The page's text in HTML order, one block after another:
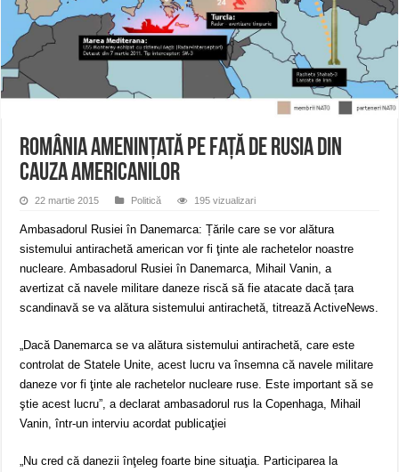
ANUNŢ OPRIRE APĂ în CARANSEBEȘ – 04.08.2026 – avarie – Calea
ANUNŢ OPRIRE APĂ în CARANSEBEȘ avarie
România amenințată pe față de Rusia din
cauza americanilor
22 martie 2015 Politică 195 vizualizari
Ambasadorul Rusiei în Danemarca: Țările care se vor alătura
sistemului antirachetă american vor fi ţinte ale rachetelor noastre
nucleare. Ambasadorul Rusiei în Danemarca, Mihail Vanin, a
avertizat că navele militare daneze riscă să fie atacate dacă țara
scandinavă se va alătura sistemului antirachetă, titrează ActiveNews.
„Dacă Danemarca se va alătura sistemului antirachetă, care este
controlat de Statele Unite, acest lucru va însemna că navele militare
daneze vor fi ţinte ale rachetelor nucleare ruse. Este important să se
ştie acest lucru”, a declarat ambasadorul rus la Copenhaga, Mihail
Vanin, într-un interviu acordat publicaţiei
„Nu cred că danezii înţeleg foarte bine situaţia. Participarea la